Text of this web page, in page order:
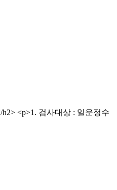
h2> <p>1. 검사대상 : 일운정수